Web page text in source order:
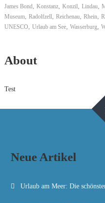
James Bond Konstanz, Konzil Lindau
Museum, Radolfzell Reichenau Rhein
UNESCO Urlaub am See, Wasserburg
About
Test
Neue Artikel
Urlaub am Meer: Die